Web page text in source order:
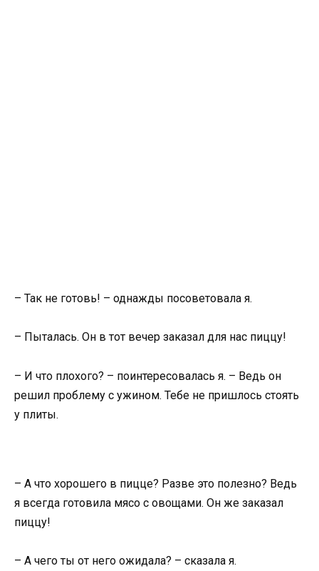
– Так не готовь! – однажды посоветовала я.
– Пыталась. Он в тот вечер заказал для нас пиццу!
– И что плохого? – поинтересовалась я. – Ведь он
решил проблему с ужином. Тебе не пришлось стоять
у плиты.
– А что хорошего в пицце? Разве это полезно? Ведь
я всегда готовила мясо с овощами. Он же заказал
пиццу!
– А чего ты от него ожидала? – сказала я.